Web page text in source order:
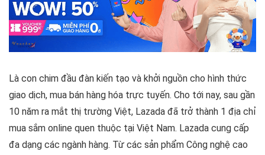
Là con chim đầu đàn kiến tạo và khởi nguồn cho hình thức
giao dịch, mua bán hàng hóa trực tuyến. Cho tới nay, sau gần
10 năm ra mắt thị trường Việt, Lazada đã trở thành 1 địa chỉ
mua sắm online quen thuộc tại Việt Nam. Lazada cung cấp
đa dạng các ngành hàng. Từ các sản phẩm Công nghệ cao